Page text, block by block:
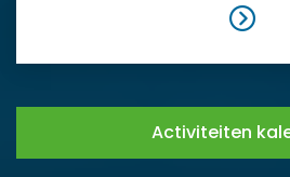
Activiteiten